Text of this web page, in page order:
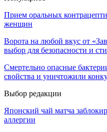
Прием оральных
женщин
Ворота на любой вкус от
выбор для безопасности и
Смертельно опасные
свойства и уничтожили
Выбор редакции
Японский чай матча
аллергии